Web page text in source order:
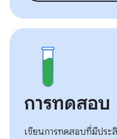
การทดสอบ
เขียนการทดสอบที่มีประ